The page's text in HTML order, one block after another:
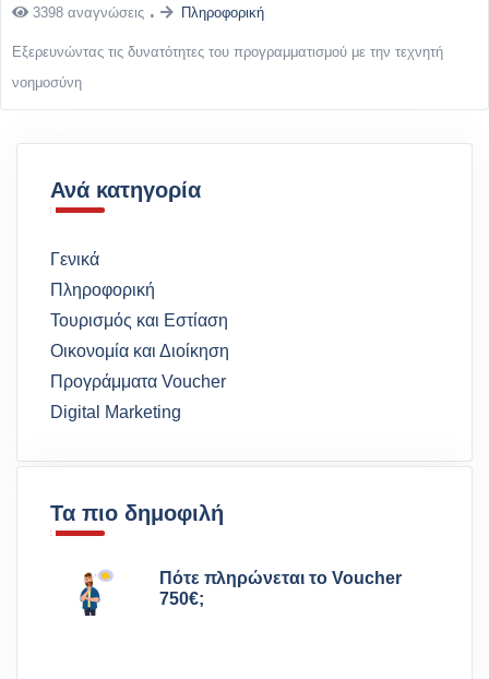
3398 αναγνώσεις Πληροφορική
Εξερευνώντας τις δυνατότητες του προγραμματισμού με την τεχνητή
νοημοσύνη
Ανά κατηγορία
Γενικά
Πληροφορική
Τουρισμός και Εστίαση
Οικονομία και Διοίκηση
Προγράμματα Voucher
Digital Marketing
Τα πιο δημοφιλή
Πότε πληρώνεται το Voucher
750€;